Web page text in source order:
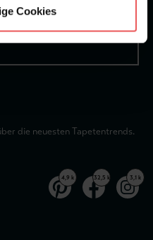
Cookies
die neuesten Tapetentrends.
4,9 k 32,5 k 3,1 k